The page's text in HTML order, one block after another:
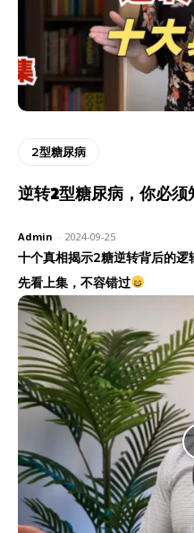
2型糖尿病
逆转2型糖尿病，你必须
Admin - 2024-09-25
十个真相揭示2糖逆转背后的
先看上集，不容错过